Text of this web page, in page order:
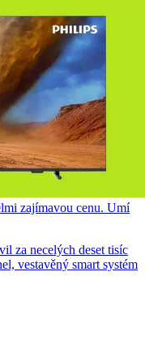
zajímavou cenu. Umí
za necelých deset tisíc
vestavěný smart systém